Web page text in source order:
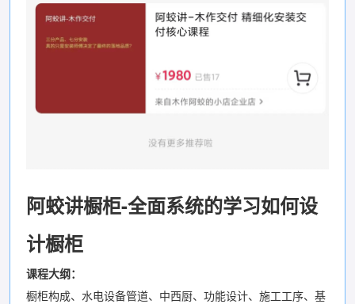
阿蛟讲橱柜-全面系统的学习如何设
计橱柜
课程大纲：
橱柜构成、水电设备管道、中西厨、功能设计、施工工序、基